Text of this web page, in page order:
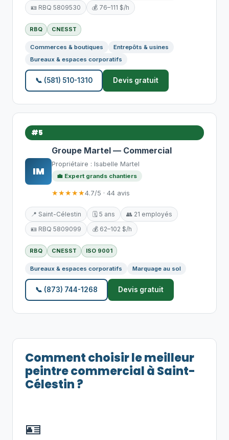
🪪 RBQ 5809530
💰 76–111 $/h
RBQ CNESST
Commerces & boutiques
Entrepôts & usines
Bureaux & espaces corporatifs
📞 (581) 510-1310 Devis gratuit
#5
IM
Groupe Martel — Commercial
Propriétaire : Isabelle Martel
💼 Expert grands chantiers
★★★★★4.7/5 · 44 avis
📍 Saint-Célestin 🗓️ 5 ans
👥 21 employés
🪪 RBQ 5809099
💰 62–102 $/h
RBQ CNESST ISO 9001
Bureaux & espaces corporatifs Marquage au sol
📞 (873) 744-1268 Devis gratuit
Comment choisir le meilleur
peintre commercial à Saint-
Célestin ?
🪪